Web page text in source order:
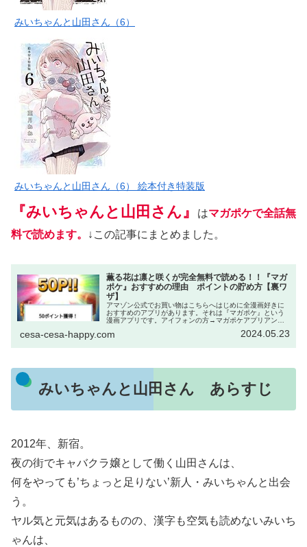
みいちゃんと山田さん（6）
みいちゃんと山田さん（6） 絵本付き特装版
『みいちゃんと山田さん』 はマガポケで全話無
料で読めます。
↓この記事にまとめました。
薫る花は凛と咲くが完全無料で読める！！『マガ
ポケ』おすすめの理由 ポイントの貯め方【裏ワ
ザ】
アマゾン公式でお買い物はこちらへはじめに全漫画好きに
おすすめのアプリがあります。それは『マガポケ』という
漫画アプリです。アイフォンの方→マガポケアプリアンド
ン公式無料漫画アプリ このアプ...
cesa-cesa-happy.com 2024.05.23
みいちゃんと山田さん あらすじ
2012年、新宿。
夜の街でキャバクラ嬢として働く山田さんは、
何をやっても’ちょっと足りない’新人・みいちゃんと出会
う。
ヤル気と元気はあるものの、漢字も空気も読めないみいち
ゃんは、